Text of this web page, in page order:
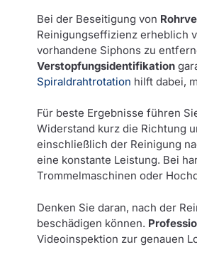
Bei der Beseitigung von
Reinigungseffizienz erheblich
vorhandene Siphons zu
Verstopfungsidentifikation
Spiraldrahtrotation hilft dabei,
Für beste Ergebnisse führen
Widerstand kurz die Richtung
einschließlich der Reinigung
eine konstante Leistung. Bei
Trommelmaschinen oder
Denken Sie daran, nach der
beschädigen können.
Videoinspektion zur genauen